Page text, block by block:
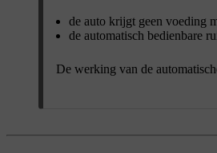
de auto krijgt geen voeding
de automatisch bedienbare
De werking van de